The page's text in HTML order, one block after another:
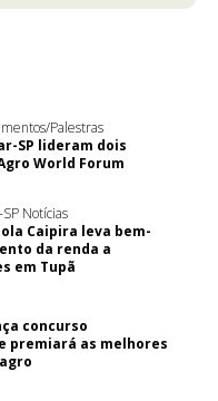
Palestras
SP lideram dois
World Forum
Notícias
Caipira leva bem-
da renda a
em Tupã
concurso
premiará as melhores